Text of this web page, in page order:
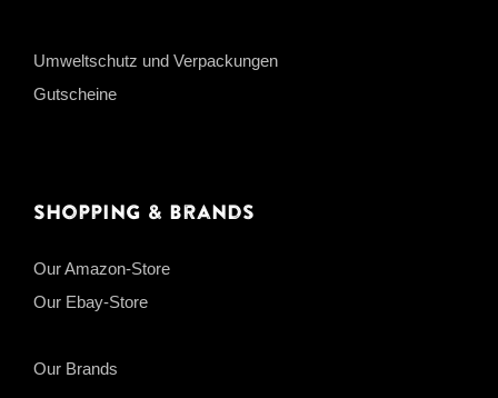
Umweltschutz und Verpackungen
Gutscheine
Shopping & Brands
Our Amazon-Store
Our Ebay-Store
Our Brands